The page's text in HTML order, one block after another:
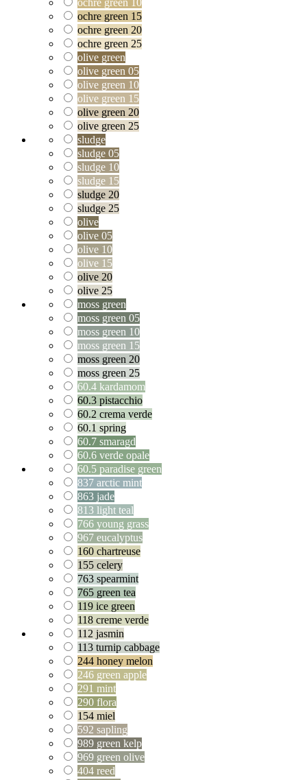
ochre green 15
ochre green 20
ochre green 25
olive green
olive green 05
olive green 10
olive green 15
olive green 20
olive green 25
sludge
sludge 05
sludge 10
sludge 15
sludge 20
sludge 25
olive
olive 05
olive 10
olive 15
olive 20
olive 25
moss green
moss green 05
moss green 10
moss green 15
moss green 20
moss green 25
60.4 kardamom
60.3 pistacchio
60.2 crema verde
60.1 spring
60.7 smaragd
60.6 verde opale
60.5 paradise green
837 arctic mint
863 jade
813 light teal
766 young grass
967 eucalyptus
160 chartreuse
155 celery
763 spearmint
765 green tea
119 ice green
118 creme verde
112 jasmin
113 turnip cabbage
244 honey melon
246 green apple
291 mint
290 flora
154 miel
592 sapling
989 green kelp
969 green olive
404 reed